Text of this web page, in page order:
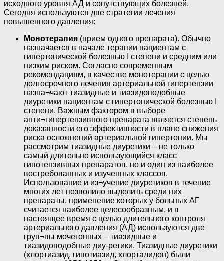
исходного уровня АД и сопутствующих болезней.
Сегодня используются две стратегии лечения
повышенного давления:
Монотерапия (прием одного препарата). Обычно
назначается в начале терапии пациентам с
гипертонической болезнью I степени и средним или
низким риском. Согласно современным
рекомендациям, в качестве монотерапии с целью
долгосрочного лечения артериальной гипертензии
назна¬чают тиазидные и тиазидоподобные
диуретики пациентам с гипертонической болезнью I
степени. Важным фактором в выборе
анти¬гипертензивного препарата является степень
доказанности его эффективности в плане снижения
риска осложнений артериальной гипертонии. Мы
рассмотрим тиазидные диуретики – не только
самый длительно использующийся класс
гипотензивных препаратов, но и один из наиболее
востребованных и изученных классов.
Использование и из¬учение диуретиков в течение
многих лет позволило выделить среди них
препараты, применение которых у больных АГ
считается наиболее целесообразным, и в
настоящее время с целью длительного контроля
артериального давления (АД) используются две
груп¬пы мочегонных – тиазидные и
тиазидоподобные диу-ретики. Тиазидные диуретики
(хлортиазид, гипотиазид, хлорталидон) были